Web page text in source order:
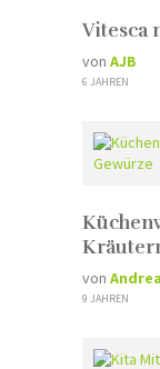
Vitesca
von AJB
6 JAHREN
von
9 JAHREN